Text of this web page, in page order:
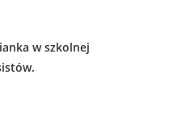
w szkolnej